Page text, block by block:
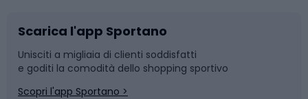
Bushcraft
Corsa
Slitte e slittini
Snowboard
Scarica l'app Sportano
Unisciti a migliaia di clienti soddisfatti
e goditi la comodità dello shopping sportivo
Scopri l'app Sportano >